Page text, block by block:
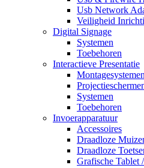
Usb Network
Veiligheid
Digital Signage
Systemen
Toebehoren
Interactieve Presentatie
Montagesystemen
Systemen
Toebehoren
Invoerapparatuur
Accessoires
Draadloze
Draadloze
Grafische Tablet